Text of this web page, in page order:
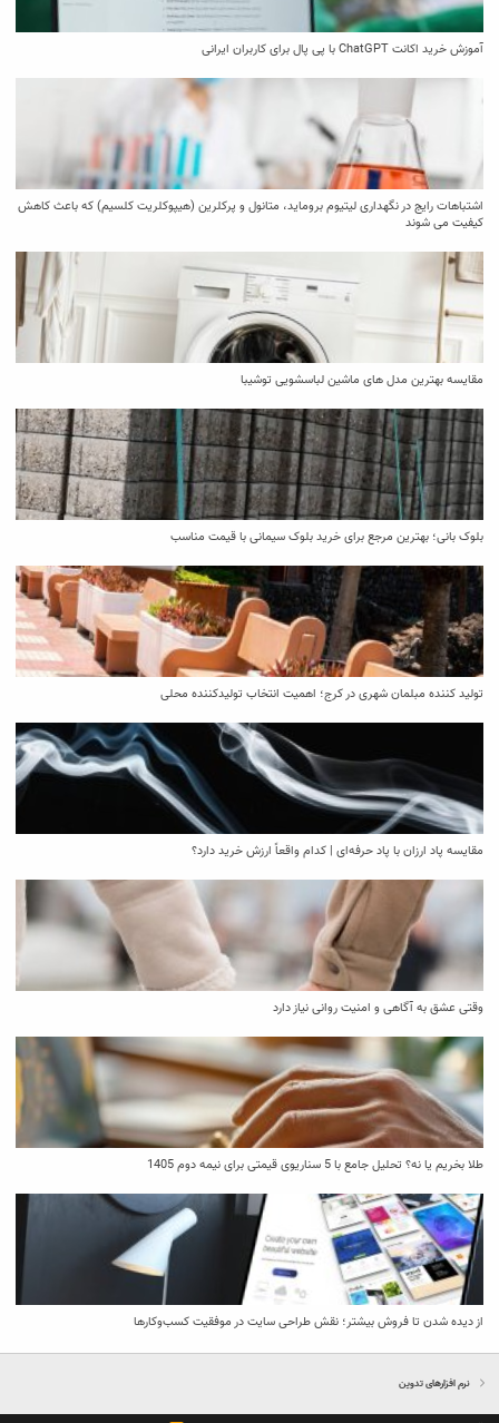
آموزش خرید اکانت ChatGPT با پی پال برای کاربران ایرانی
اشتباهات رایج در نگهداری لیتیوم بروماید، متانول و پرکلرین (هیپوکلریت کلسیم) که باعث کاهش
کیفیت می‌ شوند
مقایسه بهترین مدل ‌های ماشین لباسشویی توشیبا
بلوک بانی؛ بهترین مرجع برای خرید بلوک سیمانی با قیمت مناسب
تولید کننده مبلمان شهری در کرج؛ اهمیت انتخاب تولیدکننده محلی
مقایسه پاد ارزان با پاد حرفه‌ای | کدام واقعاً ارزش خرید دارد؟
وقتی عشق به آگاهی و امنیت روانی نیاز دارد
طلا بخریم یا نه؟ تحلیل جامع با 5 سناریوی قیمتی برای نیمه دوم 1405
از دیده شدن تا فروش بیشتر؛ نقش طراحی سایت در موفقیت کسب‌وکارها
نرم افزارهای تدوین